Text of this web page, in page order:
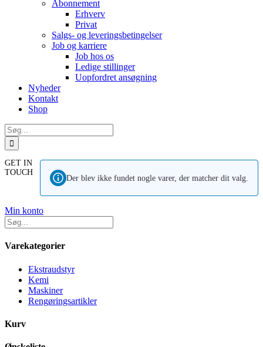
Abonnement
Erhverv
Privat
Salgs- og leveringsbetingelser
Job og karriere
Job hos os
Ledige stillinger
Uopfordret ansøgning
Nyheder
Kontakt
Shop
Søg
efter:
Der blev ikke fundet nogle varer, der matcher dit valg.
Min konto
Varekategorier
Ekstraudstyr
Kemi
Maskiner
Rengøringsartikler
Kurv
GET IN
TOUCH